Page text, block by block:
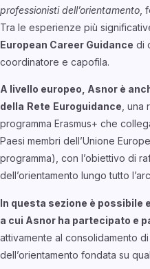
professionisti dell’orientamento ,
Tra le esperienze più
European Career Guidance di
coordinatore e capofila.
A livello europeo, Asnor è
della Rete Euroguidance ,
programma Erasmus+ che
Paesi membri dell’Unione
programma), con l’obiettivo di
dell’orientamento lungo tutto
In questa sezione è
a cui Asnor ha partecipato e
attivamente al consolidamento
dell’orientamento fondata su